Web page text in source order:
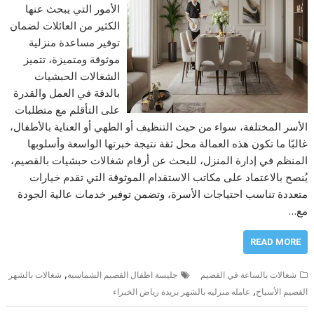
الأمور التي يبحث عنها
الكثير من العائلات لضمان
توفير مساعدة منزلية
موثوقة ومتميزة، تتميز
الشغالات الحبشيات
بالدقة في العمل والقدرة
على التأقلم مع متطلبات
الأسر المختلفة، سواء من حيث التنظيف أو الطهي أو العناية بالأطفال،
غالبًا ما تكون هذه العمالة محل ثقة نتيجة خبرتها الواسعة وأسلوبها
المنظم في إدارة المنزل، للبحث عن أرقام شغالات حبشيات بالقصيم،
يُنصح بالاعتماد على مكاتب الاستقدام الموثوقة التي تقدم خيارات
متعددة تناسب احتياجات الأسرة، وتضمن توفير خدمات عالية الجودة
مع…
READ MORE
شغالات بالساعة في القصيم جليسة اطفال القصيم الشماسية, شغالات بالشهر
القصيم الأسياح, عامله منزليه بالشهر بريدة رياض الخبراء